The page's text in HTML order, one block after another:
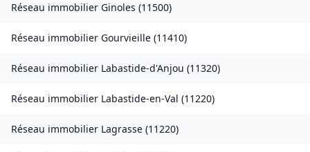
Réseau immobilier Ginoles (11500)
Réseau immobilier Gourvieille (11410)
Réseau immobilier Labastide-d'Anjou (11320)
Réseau immobilier Labastide-en-Val (11220)
Réseau immobilier Lagrasse (11220)